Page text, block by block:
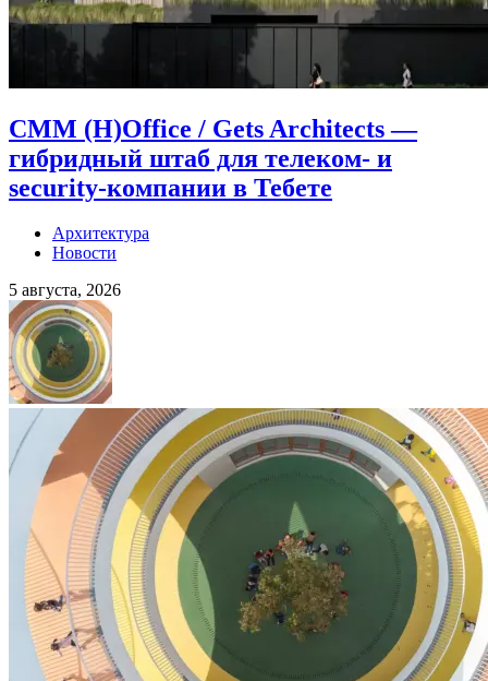
CMM (H)Office / Gets Architects —
гибридный штаб для телеком- и
security-компании в Тебете
Архитектура
Новости
5 августа, 2026